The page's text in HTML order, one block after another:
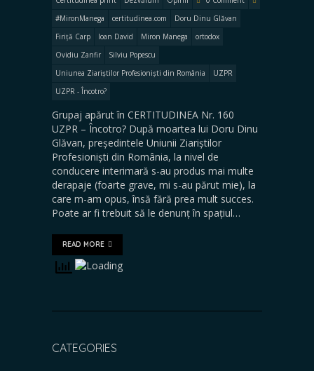
#MironManega
certitudinea.com
Doru Dinu Glăvan
Firiță Carp
Ioan David Miron Manega
ortodox
Ovidiu Zanfir
Silviu Popescu
Uniunea Ziariștilor Profesioniști din România
UZPR
UZPR - Încotro?
Grupaj apărut în CERTITUDINEA Nr. 160
UZPR – Încotro? După moartea lui Doru Dinu
Glăvan, președintele Uniunii Ziariștilor
Profesioniști din România, la nivel de
conducere interimară s-au produs mai multe
derapaje (foarte grave, mi s-au părut mie), la
care m-am opus, însă fără prea mult succes.
Poate ar fi trebuit să le denunț în spațiul…
READ MORE
CATEGORIES